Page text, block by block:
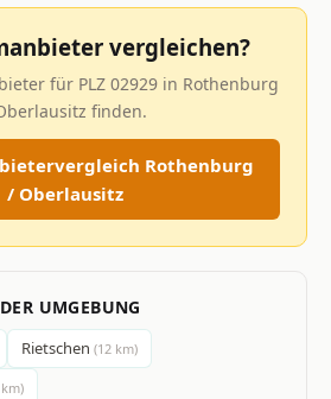
vergleichen?
für PLZ 02929 in Rothenburg
finden.
Rothenburg
/ Oberlausitz
UMGEBUNG
Rietschen (12 km)